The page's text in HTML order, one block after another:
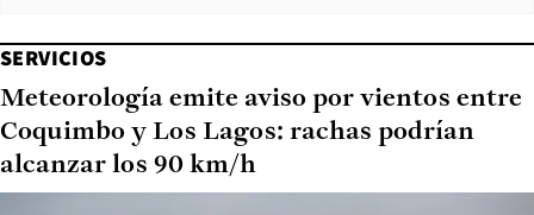
SERVICIOS
Meteorología emite aviso por vientos entre
Coquimbo y Los Lagos: rachas podrían
alcanzar los 90 km/h